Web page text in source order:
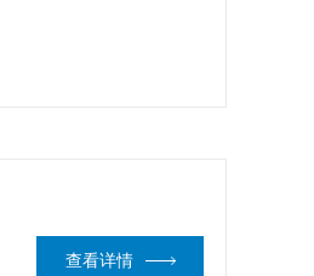
查看详情